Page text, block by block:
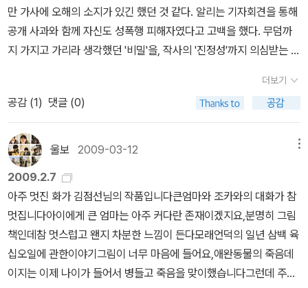
만 가사에 오해의 소지가 있긴 했던 것 같다. 알리는 기자회견을 통해
공개 사과와 함께 자신도 성폭행 피해자였다고 고백을 했다. 무덤까
지 가지고 가리라 생각했던 '비밀'을, 작사의 '진정성'까지 의심받는 상
영이다' 라고. 그녀의 고백에 가슴이 아팠다. 이 세상에 성폭력이 사라
질 수 있다면 그 어떤 작은 노력이라도 해야 한다고 생각했다. 성폭력
근절을 위한, 예방을 위한 교육의 중요성을 실감했다. 특히 어린이 성
교육은 꼭 이루어져야 한다. 어린이 성폭력 예방의 첫걸음은 뭐니뭐
니해도 '내 몸의 나의 것'이라는 인식부터 심어주는 게 아닐까? 원치
않은 접촉에 '싫다'고 말하고, 도움이 필요할 때, 피해를 입었을 때 혼
자 고립되지 않게 '말해도 괜찮다' 알려주어야 한다. 내 아이에게 성교
육을 해주기가 어렵게 느껴진다면 아이와 함께 그림책을 읽으면서 알
려주는 것도 좋은 방법이다. 소중한 내 아이의 몸과 마음을 지켜주는
성교육 그림책 몇 권을 추천한다. >소중한 아이의 몸과 마음을 지켜
주는 성교육 그림책 10년간 우리 어린이를 지켜온 성교육 그림책의
더보기
공감 (1) 댓글 (0)
울보 2009-03-12
2009.2.7
아주 멋진 화가 김점선님의 작품입니다큰엄마와 조카와의 대화가 참
멋집니다아이에게 큰 엄마는 아주 커다란 존재이겠지요,분명히 그림
책인데참 멋스럽고 왠지 차분한 느낌이 든다모래언덕의 일년 삼백 육
십오일에 관한이야기그림이 너무 마음에 들어요,애완동물의 죽음데
이지는 이제 나이가 들어서 병들고 죽음을 맞이했습니다그런데 주인